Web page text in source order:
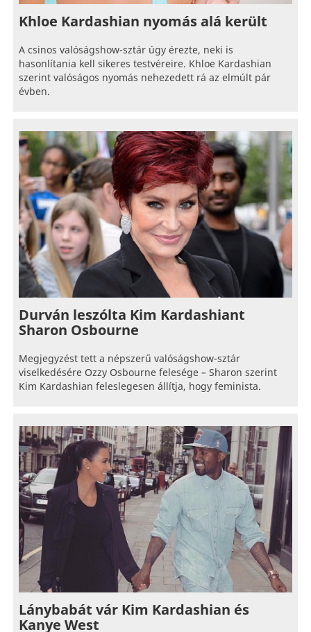
Khloe Kardashian nyomás alá került
A csinos valóságshow-sztár úgy érezte, neki is
hasonlítania kell sikeres testvéreire. Khloe Kardashian
szerint valóságos nyomás nehezedett rá az elmúlt pár
évben.
Durván leszólta Kim Kardashiant
Sharon Osbourne
Megjegyzést tett a népszerű valóságshow-sztár
viselkedésére Ozzy Osbourne felesége – Sharon szerint
Kim Kardashian feleslegesen állítja, hogy feminista.
Lánybabát vár Kim Kardashian és
Kanye West